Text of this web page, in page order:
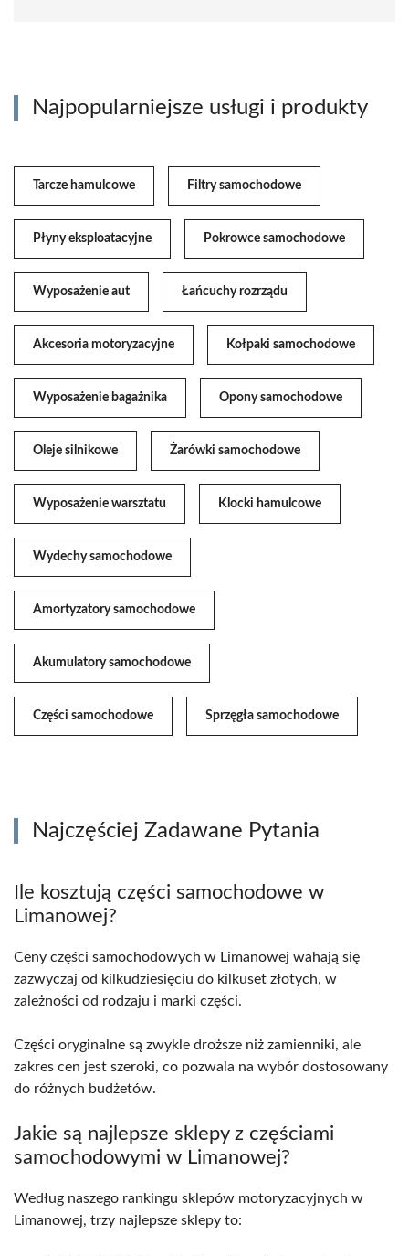
Najpopularniejsze usługi i produkty
Tarcze hamulcowe Filtry samochodowe
Płyny eksploatacyjne Pokrowce samochodowe
Wyposażenie aut Łańcuchy rozrządu
Akcesoria motoryzacyjne Kołpaki samochodowe
Wyposażenie bagażnika Opony samochodowe
Oleje silnikowe Żarówki samochodowe
Wyposażenie warsztatu Klocki hamulcowe
Wydechy samochodowe
Amortyzatory samochodowe
Akumulatory samochodowe
Części samochodowe Sprzęgła samochodowe
Najczęściej Zadawane Pytania
Ile kosztują części samochodowe w
Limanowej?
Ceny części samochodowych w Limanowej wahają się
zazwyczaj od kilkudziesięciu do kilkuset złotych, w
zależności od rodzaju i marki części.
Części oryginalne są zwykle droższe niż zamienniki, ale
zakres cen jest szeroki, co pozwala na wybór dostosowany
do różnych budżetów.
Jakie są najlepsze sklepy z częściami
samochodowymi w Limanowej?
Według naszego rankingu sklepów motoryzacyjnych w
Limanowej, trzy najlepsze sklepy to: